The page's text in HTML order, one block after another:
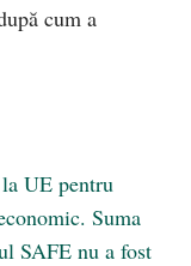
cum a
UE pentru
Suma
SAFE nu a fost